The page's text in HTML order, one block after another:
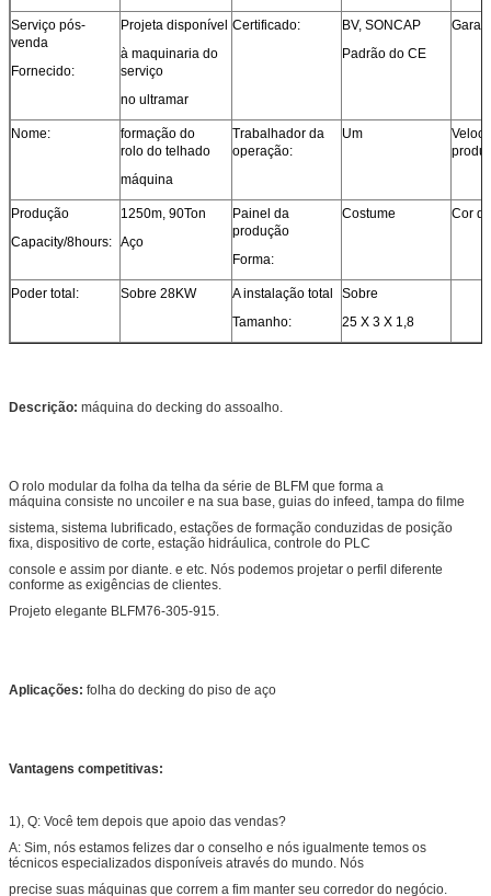
Serviço pós-
venda
Fornecido:
Projeta disponível
à maquinaria do
serviço
no ultramar
Certificado:
BV, SONCAP
Padrão do CE
Nome:
formação do
rolo do telhado
máquina
Trabalhador da
operação:
Um
Produção
Capacity/8hours:
1250m, 90Ton
Aço
Painel da
produção
Forma:
Costume Cor
Poder total: Sobre 28KW
A instalação total
Tamanho:
Sobre
25 X 3 X 1,8
Descrição: máquina do decking do assoalho.
O rolo modular da folha da telha da série de BLFM que forma a
máquina consiste no uncoiler e na sua base, guias do infeed, tampa do filme
sistema, sistema lubrificado, estações de formação conduzidas de posição
fixa, dispositivo de corte, estação hidráulica, controle do PLC
console e assim por diante. e etc. Nós podemos projetar o perfil diferente
conforme as exigências de clientes.
Projeto elegante BLFM76-305-915.
Aplicações: folha do decking do piso de aço
Vantagens competitivas:
1), Q: Você tem depois que apoio das vendas?
A: Sim, nós estamos felizes dar o conselho e nós igualmente temos os
técnicos especializados disponíveis através do mundo. Nós
precise suas máquinas que correm a fim manter seu corredor do negócio.